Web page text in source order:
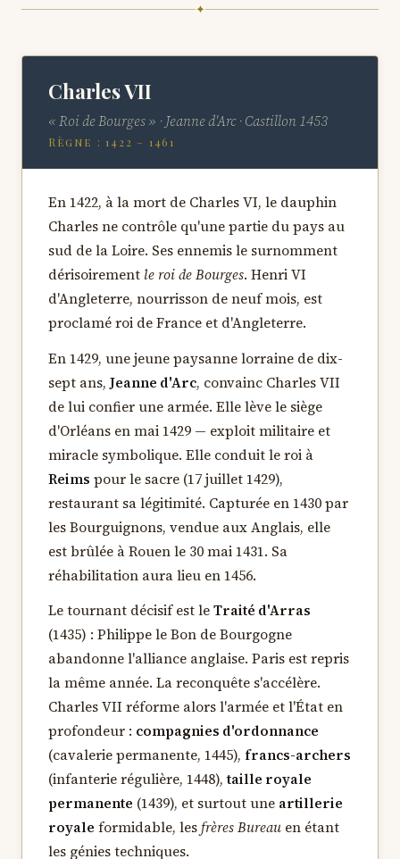
✦
Charles VII
« Roi de Bourges » · Jeanne d'Arc · Castillon 1453
Règne : 1422 – 1461
En 1422, à la mort de Charles VI, le dauphin
Charles ne contrôle qu'une partie du pays au
sud de la Loire. Ses ennemis le surnomment
dérisoirement le roi de Bourges. Henri VI
d'Angleterre, nourrisson de neuf mois, est
proclamé roi de France et d'Angleterre.
En 1429, une jeune paysanne lorraine de dix-
sept ans, Jeanne d'Arc, convainc Charles VII
de lui confier une armée. Elle lève le siège
d'Orléans en mai 1429 — exploit militaire et
miracle symbolique. Elle conduit le roi à
Reims pour le sacre (17 juillet 1429),
restaurant sa légitimité. Capturée en 1430 par
les Bourguignons, vendue aux Anglais, elle
est brûlée à Rouen le 30 mai 1431. Sa
réhabilitation aura lieu en 1456.
Le tournant décisif est leTraité d'Arras
(1435) : Philippe le Bon de Bourgogne
abandonne l'alliance anglaise. Paris est repris
la même année. La reconquête s'accélère.
Charles VII réforme alors l'armée et l'État en
profondeur : compagnies d'ordonnance
(cavalerie permanente, 1445), francs-archers
(infanterie régulière, 1448),taille royale
permanente (1439), et surtout une artillerie
royale formidable, lesfrères Bureauen étant
les génies techniques.